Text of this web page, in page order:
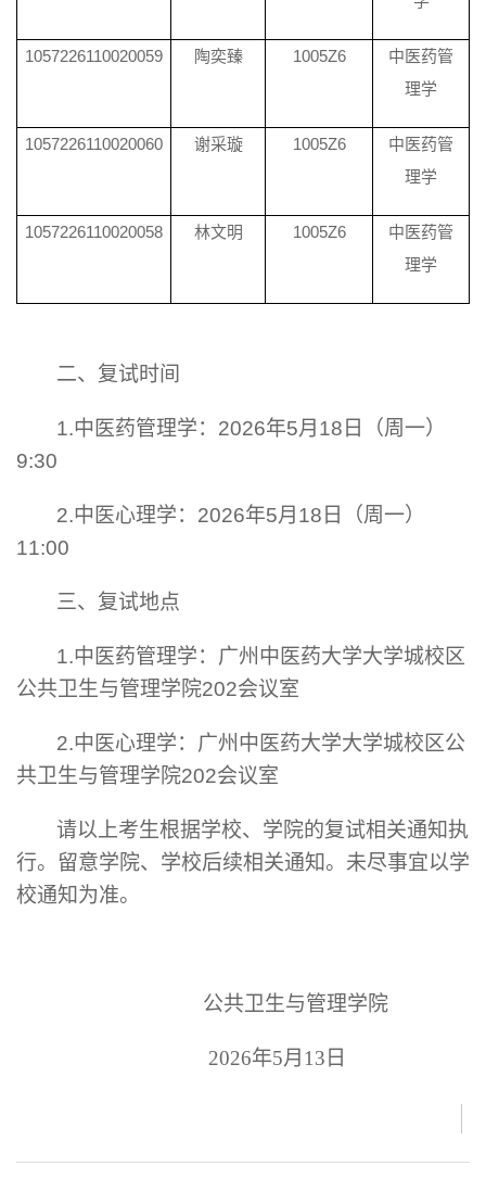
1057226110020059 陶奕臻 1005Z6
中医药管
理学
1057226110020060 谢采璇 1005Z6
中医药管
理学
1057226110020058 林文明 1005Z6
中医药管
理学
二、复试时间
1.中医药管理学：2026年5月18日（周一）
9:30
2.中医心理学：2026年5月18日（周一）
11:00
三、复试地点
1.中医药管理学：广州中医药大学大学城校区
公共卫生与管理学院202会议室
2.中医心理学：广州中医药大学大学城校区公
共卫生与管理学院202会议室
请以上考生根据学校、学院的复试相关通知执
行。留意学院、学校后续相关通知。未尽事宜以学
校通知为准。
公共卫生与管理学院
2026年5月13日